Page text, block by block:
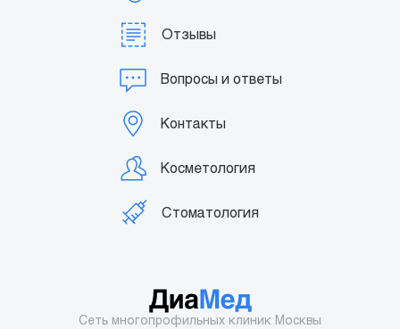
Отзывы
Вопросы и ответы
Контакты
Косметология
Стоматология
Сеть многопрофильных клиник Москвы